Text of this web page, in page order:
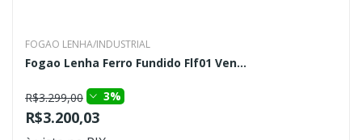
FOGAO LENHA/INDUSTRIAL
Fogao Lenha Ferro Fundido Flf01 Ven...
R$3.299,00 3%
R$3.200,03